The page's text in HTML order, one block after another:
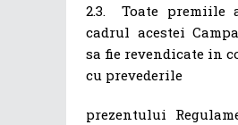
2.3. Toate premiile
cadrul acestei
sa fie revendicate in
cu prevederile
prezentului